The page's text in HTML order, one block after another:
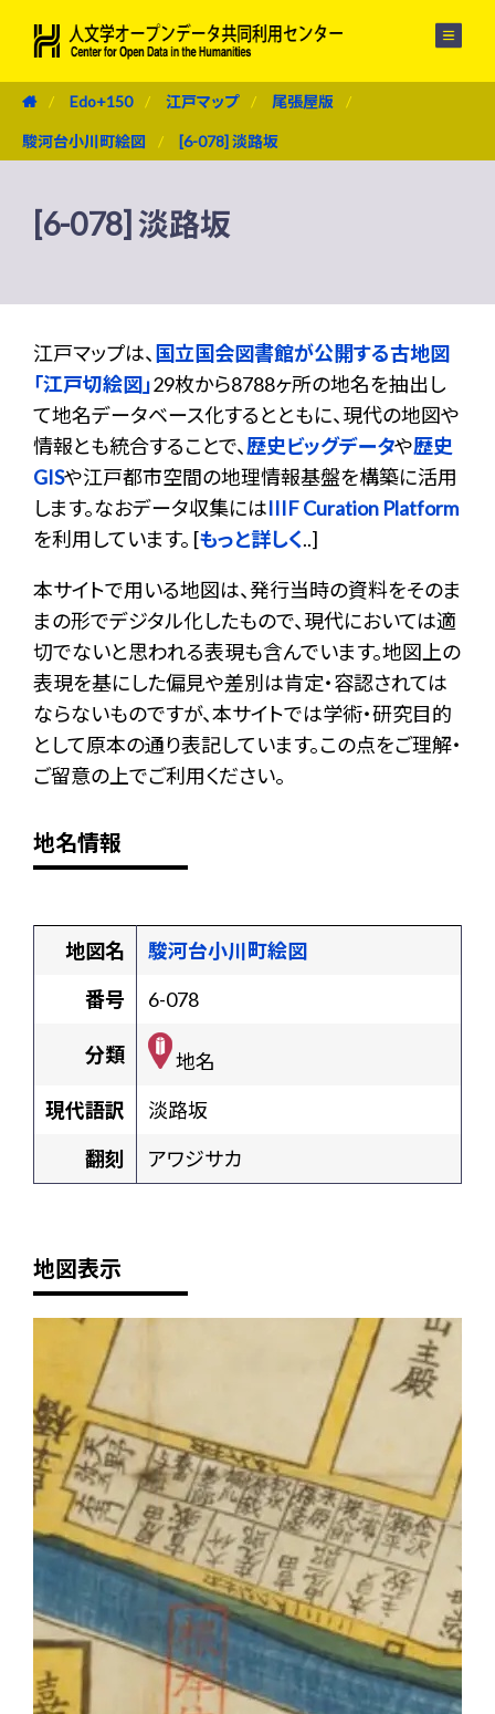
Edo+150 江戸マップ 尾張屋版
駿河台小川町絵図 [6-078] 淡路坂
[6-078] 淡路坂
江戸マップは、 国立国会図書館が公開する古地図
「江戸切絵図」29枚から8788ヶ所の地名を抽出し
て地名データベース化するとともに、現代の地図や
情報とも統合することで、歴史ビッグデータや歴史
GISや江戸都市空間の地理情報基盤を構築に活用
します。なおデータ収集にはIIIF Curation Platform
を利用しています。 [もっと詳しく..]
本サイトで用いる地図は、発行当時の資料をそのま
まの形でデジタル化したもので、現代においては適
切でないと思われる表現も含んでいます。地図上の
表現を基にした偏見や差別は肯定・容認されては
ならないものですが、本サイトでは学術・研究目的
として原本の通り表記しています。この点をご理解・
ご留意の上でご利用ください。
地名情報
地図名
駿河台小川町絵図
番号
6-078
分類
地名
現代語訳
淡路坂
翻刻
アワジサカ
地図表示